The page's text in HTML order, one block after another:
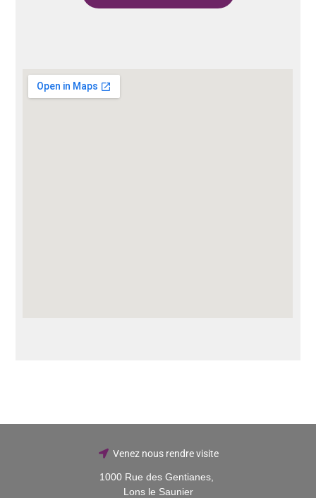
Venez nous rendre visite
1000 Rue des Gentianes,
Lons le Saunier